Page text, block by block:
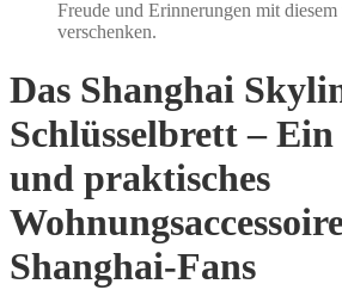
Freude und Erinnerungen mit
verschenken.
Das Shanghai
Schlüsselbrett –
und praktisches
Shanghai-Fans